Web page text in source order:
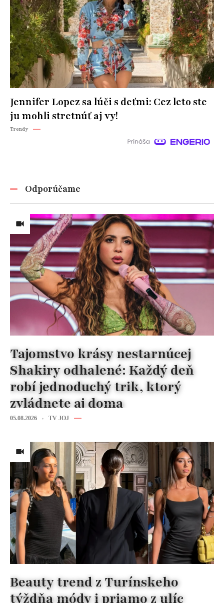
Jennifer Lopez sa lúči s deťmi: Cez leto ste
ju mohli stretnúť aj vy!
Trendy
Odporúčame
Tajomstvo krásy nestarnúcej
Shakiry odhalené: Každý deň
robí jednoduchý trik, ktorý
zvládnete aj doma
05.08.2026 TV JOJ
Beauty trend z Turínskeho
týždňa módy i priamo z ulíc